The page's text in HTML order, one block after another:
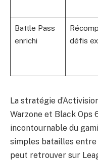
Battle Pass
enrichi
défis
La stratégie
Warzone et Black Ops
incontournable du
simples batailles entre
peut retrouver sur